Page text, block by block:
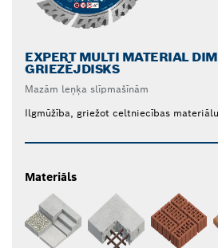
EXPERT MULTI MATERIAL
GRIEZĒJDISKS
Mazām leņķa slīpmašīnām
Ilgmūžība, griežot celtniecības
Materiāls